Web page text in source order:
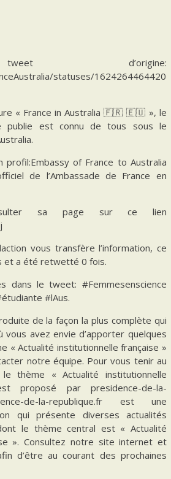
d’origine:
statuses/1624264464420
« France in Australia 🇫🇷 🇪🇺 », le
publie est connu de tous sous le
profil:Embassy of France to Australia
de l’Ambassade de France en
sa page sur ce lien
vous transfère l’information, ce
et a été retwetté 0 fois.
dans le tweet: #Femmesenscience
#lAus.
de la façon la plus complète qui
vous avez envie d’apporter quelques
« Actualité institutionnelle française »
notre équipe. Pour vous tenir au
thème « Actualité institutionnelle
proposé par presidence-de-la-
de-la-republique.fr est une
qui présente diverses actualités
le thème central est « Actualité
». Consultez notre site internet et
d’être au courant des prochaines